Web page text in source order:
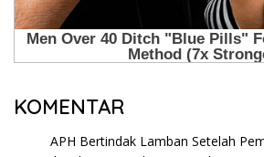
KOMENTAR
APH Bertindak Lamban Setelah